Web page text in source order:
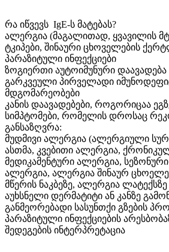
რა იწვევს IgE-ს მატებას?
ალერგია (მაგალითად, ყვავილის
ტკიპები, შინაური ცხოველების
პარაზიტული ინფექციები
ზოგიერთი აუტოიმუნური დაავადება
გარკვეული პირველადი
მდგომარეობები
კანის დაავადებები, როგორიცაა
სიმპტომები, რომელის დროსაც
განსაზღვრა:
მუდმივი ალერგია (ალერგიული
ასთმა, კვებითი ალერგია,
მედიკამენტური ალერგია,
ალერგია, ალერგია შინაურ
მწერის ნაკბეზე, ალერგია ლატექსზე
აუხსნელი დერმატიტი ან კანზე
განმეორებადი სასუნთქი გზების
პარაზიტული ინფექციების
შედეგების ინტერპრეტაცია